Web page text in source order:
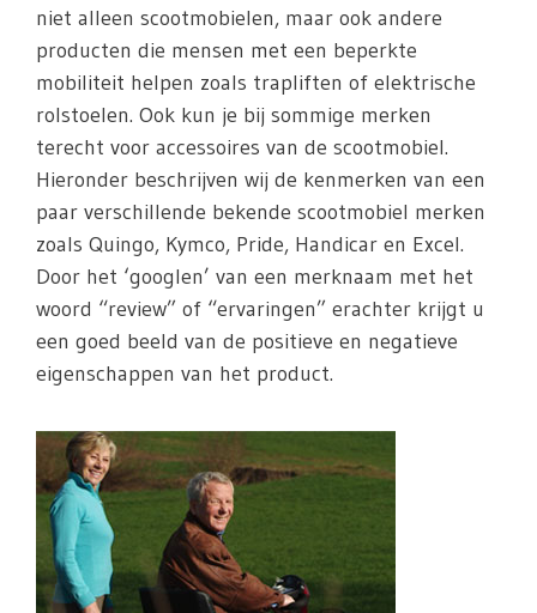
niet alleen scootmobielen, maar ook andere
producten die mensen met een beperkte
mobiliteit helpen zoals trapliften of elektrische
rolstoelen. Ook kun je bij sommige merken
terecht voor accessoires van de scootmobiel.
Hieronder beschrijven wij de kenmerken van een
paar verschillende bekende scootmobiel merken
zoals Quingo, Kymco, Pride, Handicar en Excel.
Door het ‘googlen’ van een merknaam met het
woord “review” of “ervaringen” erachter krijgt u
een goed beeld van de positieve en negatieve
eigenschappen van het product.